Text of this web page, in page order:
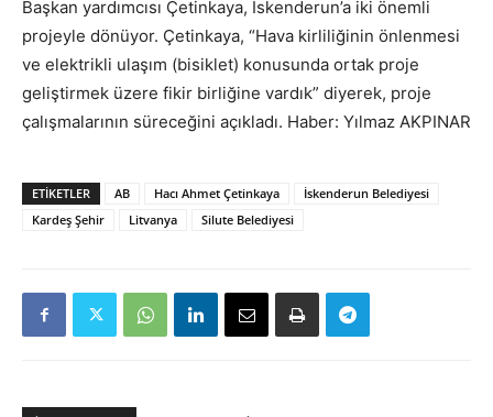
Başkan yardımcısı Çetinkaya, İskenderun’a iki önemli
projeyle dönüyor. Çetinkaya, “Hava kirliliğinin önlenmesi
ve elektrikli ulaşım (bisiklet) konusunda ortak proje
geliştirmek üzere fikir birliğine vardık” diyerek, proje
çalışmalarının süreceğini açıkladı. Haber: Yılmaz AKPINAR
ETIKETLER AB Hacı Ahmet Çetinkaya
İskenderun Belediyesi
Kardeş Şehir
Litvanya Silute Belediyesi